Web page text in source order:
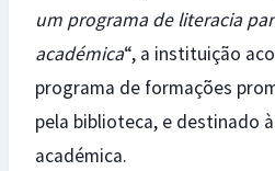
um programa de literacia
académica“, a instituição
programa de formações
pela biblioteca, e destinado
académica.